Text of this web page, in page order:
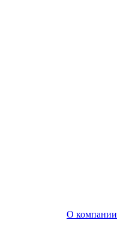
О компании